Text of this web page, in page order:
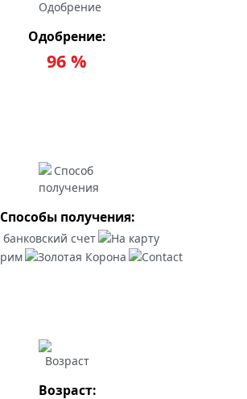
Одобрение:
96 %
Способы получения:
Возраст: